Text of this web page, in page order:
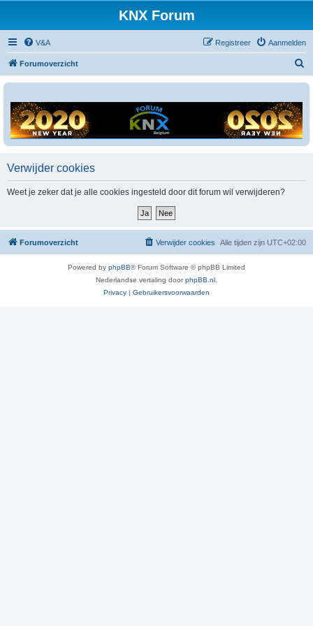
KNX Forum
V&A Aanmelden
Registreer
Forumoverzicht
Verwijder cookies
Weet je zeker dat je alle cookies ingesteld door dit forum wil verwijderen?
Forumoverzicht Alle tijden zijn UTC+02:00
Verwijder cookies
Powered by phpBB® Forum Software © phpBB Limited
Nederlandse vertaling doorphpBB.nl.
Privacy | Gebruikersvoorwaarden